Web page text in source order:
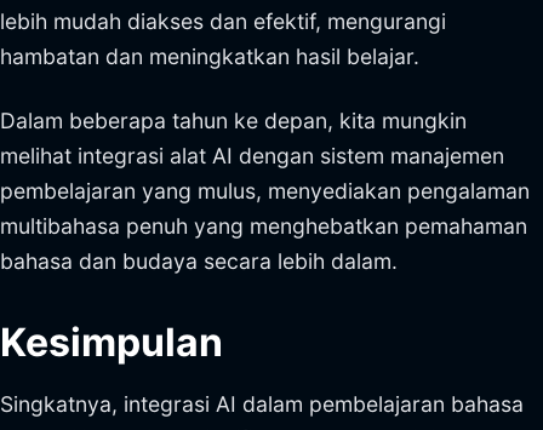
lebih mudah diakses dan efektif, mengurangi
hambatan dan meningkatkan hasil belajar.
Dalam beberapa tahun ke depan, kita mungkin
melihat integrasi alat AI dengan sistem manajemen
pembelajaran yang mulus, menyediakan pengalaman
multibahasa penuh yang menghebatkan pemahaman
bahasa dan budaya secara lebih dalam.
Kesimpulan
Singkatnya, integrasi AI dalam pembelajaran bahasa